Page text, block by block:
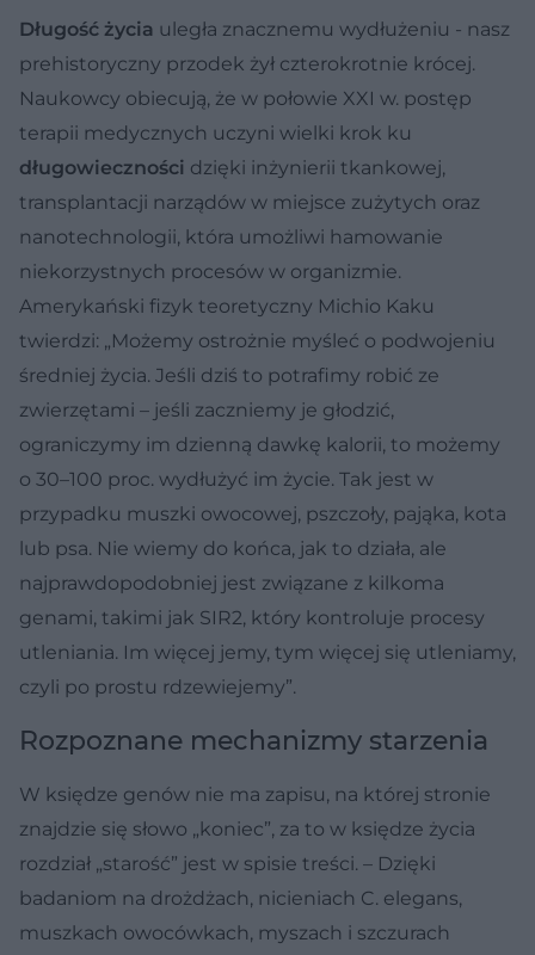
Długość życia uległa znacznemu wydłużeniu - nasz
prehistoryczny przodek żył czterokrotnie krócej.
Naukowcy obiecują, że w połowie XXI w. postęp
terapii medycznych uczyni wielki krok ku
długowieczności dzięki inżynierii tkankowej,
transplantacji narządów w miejsce zużytych oraz
nanotechnologii, która umożliwi hamowanie
niekorzystnych procesów w organizmie.
Amerykański fizyk teoretyczny Michio Kaku
twierdzi: „Możemy ostrożnie myśleć o podwojeniu
średniej życia. Jeśli dziś to potrafimy robić ze
zwierzętami – jeśli zaczniemy je głodzić,
ograniczymy im dzienną dawkę kalorii, to możemy
o 30–100 proc. wydłużyć im życie. Tak jest w
przypadku muszki owocowej, pszczoły, pająka, kota
lub psa. Nie wiemy do końca, jak to działa, ale
najprawdopodobniej jest związane z kilkoma
genami, takimi jak SIR2, który kontroluje procesy
utleniania. Im więcej jemy, tym więcej się utleniamy,
czyli po prostu rdzewiejemy”.
Rozpoznane mechanizmy starzenia
W księdze genów nie ma zapisu, na której stronie
znajdzie się słowo „koniec”, za to w księdze życia
rozdział „starość” jest w spisie treści. – Dzięki
badaniom na drożdżach, nicieniach C. elegans,
muszkach owocówkach, myszach i szczurach